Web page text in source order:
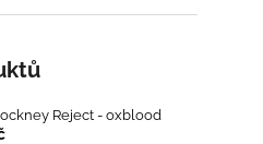
Reject - oxblood